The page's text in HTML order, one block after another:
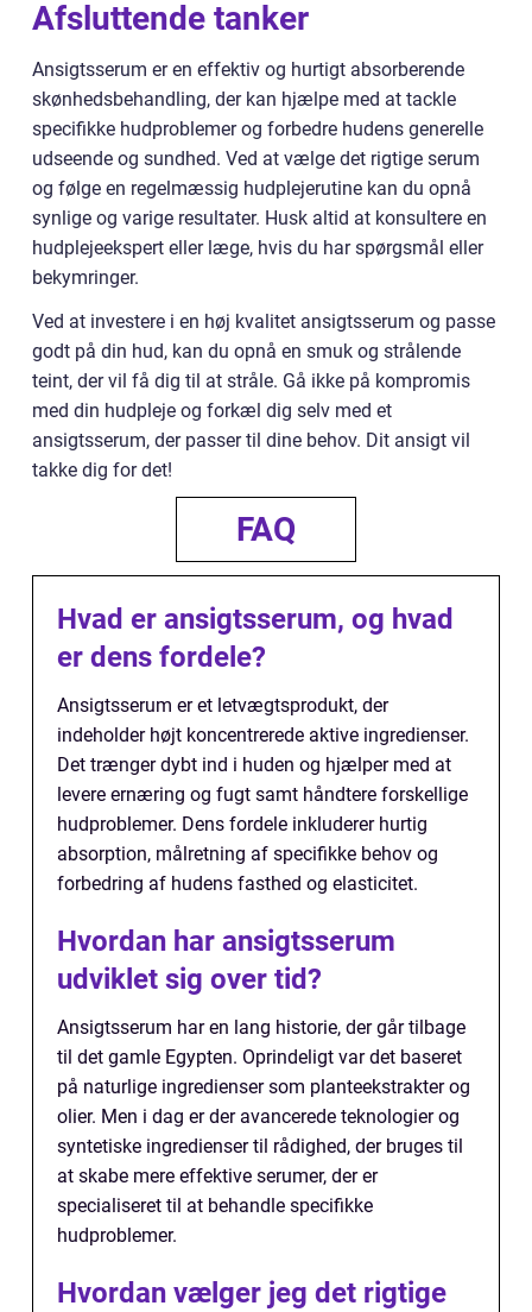
Afsluttende tanker
Ansigtsserum er en effektiv og hurtigt absorberende
skønhedsbehandling, der kan hjælpe med at tackle
specifikke hudproblemer og forbedre hudens generelle
udseende og sundhed. Ved at vælge det rigtige serum
og følge en regelmæssig hudplejerutine kan du opnå
synlige og varige resultater. Husk altid at konsultere en
hudplejeekspert eller læge, hvis du har spørgsmål eller
bekymringer.
Ved at investere i en høj kvalitet ansigtsserum og passe
godt på din hud, kan du opnå en smuk og strålende
teint, der vil få dig til at stråle. Gå ikke på kompromis
med din hudpleje og forkæl dig selv med et
ansigtsserum, der passer til dine behov. Dit ansigt vil
takke dig for det!
FAQ
Hvad er ansigtsserum, og hvad
er dens fordele?
Ansigtsserum er et letvægtsprodukt, der
indeholder højt koncentrerede aktive ingredienser.
Det trænger dybt ind i huden og hjælper med at
levere ernæring og fugt samt håndtere forskellige
hudproblemer. Dens fordele inkluderer hurtig
absorption, målretning af specifikke behov og
forbedring af hudens fasthed og elasticitet.
Hvordan har ansigtsserum
udviklet sig over tid?
Ansigtsserum har en lang historie, der går tilbage
til det gamle Egypten. Oprindeligt var det baseret
på naturlige ingredienser som planteekstrakter og
olier. Men i dag er der avancerede teknologier og
syntetiske ingredienser til rådighed, der bruges til
at skabe mere effektive serumer, der er
specialiseret til at behandle specifikke
hudproblemer.
Hvordan vælger jeg det rigtige